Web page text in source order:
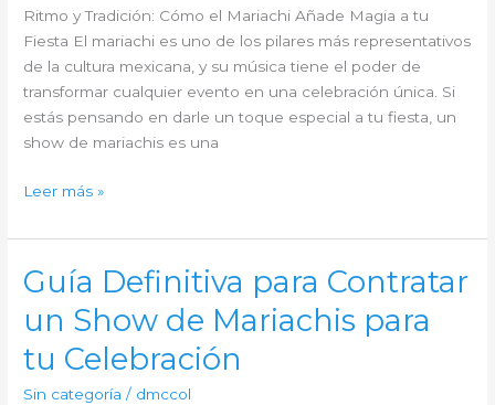
Fiesta?
Ritmo y Tradición: Cómo el Mariachi Añade Magia a tu
Fiesta El mariachi es uno de los pilares más representativos
de la cultura mexicana, y su música tiene el poder de
transformar cualquier evento en una celebración única. Si
estás pensando en darle un toque especial a tu fiesta, un
show de mariachis es una
Ritmo
Tradición:
el
Mariachi
Magia
a
Leer más »
Guía Definitiva para Contratar
un Show de Mariachis para
tu Celebración
Sin categoría / dmccol